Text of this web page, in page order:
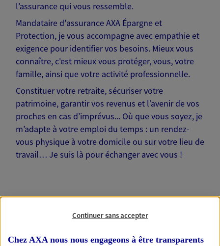
l’assurance qui vous ressemble.
Mandataire d'assurance AXA Épargne et
Protection, je vous accompagne avec empathie et
exigence pour identifier vos besoins. Mieux vous
connaître, c'est mieux vous protéger, vous, votre
famille, ainsi que votre activité professionnelle.
Constituer votre retraite, sécuriser votre
patrimoine, garantir vos revenus et l’avenir de vos
proches en cas d’imprévus... Où que vous soyez, je
m’adapte à votre emploi du temps : un rendez-
vous physique à votre domicile ou sur votre lieu de
travail… Je suis là pour échanger avec vous !
Nos offres phares
Continuer sans accepter
Chez AXA nous nous engageons à être transparents